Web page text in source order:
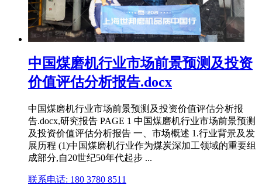
中国煤磨机行业市场前景预测及投资
价值评估分析报告.docx
中国煤磨机行业市场前景预测及投资价值评估分析报
告.docx,研究报告 PAGE 1 中国煤磨机行业市场前景预测
及投资价值评估分析报告 一、市场概述 1.行业背景及发
展历程 (1)中国煤磨机行业作为煤炭深加工领域的重要组
成部分,自20世纪50年代起步 ...
联系电话: 180 3780 8511